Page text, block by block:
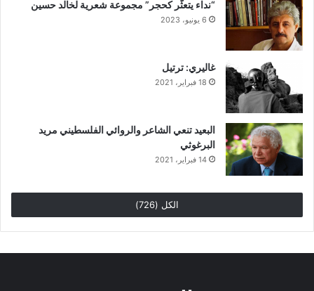
“نداء يتعثّر كحجر” مجموعة شعرية لخالد حسين
6 يونيو، 2023
غاليري: ترتيل
18 فبراير، 2021
البعيد تنعي الشاعر والروائي الفلسطيني مريد
البرغوثي
14 فبراير، 2021
الكل (726)